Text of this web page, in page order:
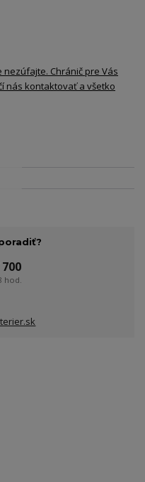
Chránič pre Vás
nás kontaktovať a všetko
hod.